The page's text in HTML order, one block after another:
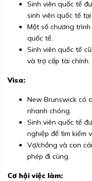
Sinh viên quốc tế
sinh viên quốc tế
Một số chương
quốc tế.
Sinh viên quốc tế
và trợ cấp tài chính.
Visa:
New Brunswick có
nhanh chóng.
Sinh viên quốc tế
nghiệp để tìm kiếm
Vợ/chồng và con
phép đi cùng.
Cơ hội việc làm: